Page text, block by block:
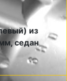
из
седан